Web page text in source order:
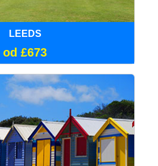
LEEDS
od £673